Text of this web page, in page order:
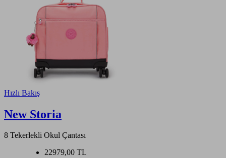
Hızlı Bakış
New Storia
8 Tekerlekli Okul Çantası
22979,00 TL